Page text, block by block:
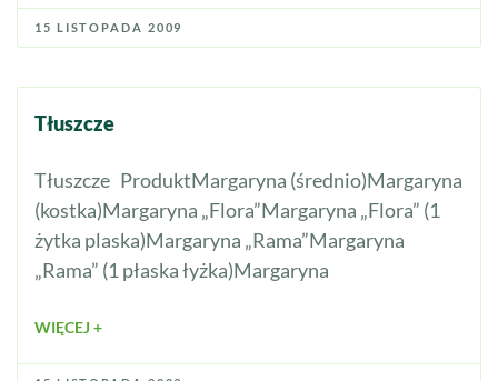
15 LISTOPADA 2009
Tłuszcze
Tłuszcze ProduktMargaryna (średnio)Margaryna
(kostka)Margaryna „Flora”Margaryna „Flora” (1
żytka plaska)Margaryna „Rama”Margaryna
„Rama” (1 płaska łyżka)Margaryna
WIĘCEJ +